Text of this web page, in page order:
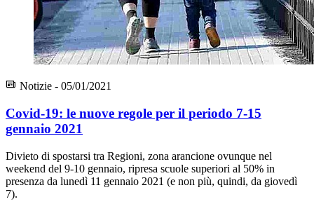
Notizie - 05/01/2021
Covid-19: le nuove regole per il periodo 7-15
gennaio 2021
Divieto di spostarsi tra Regioni, zona arancione ovunque nel
weekend del 9-10 gennaio, ripresa scuole superiori al 50% in
presenza da lunedì 11 gennaio 2021 (e non più, quindi, da giovedì
7).